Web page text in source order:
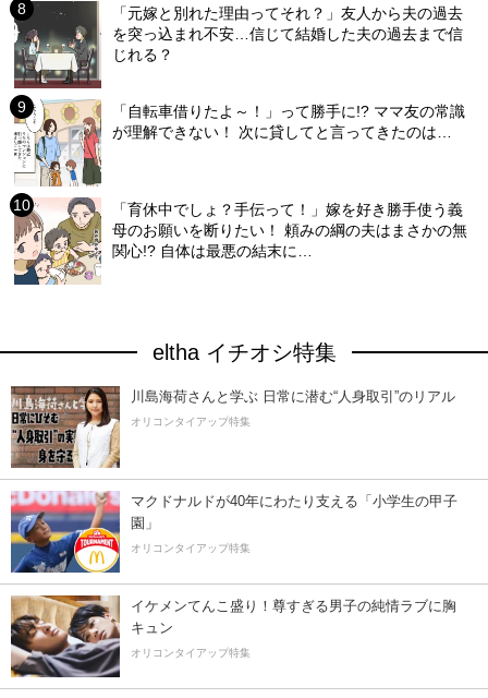
「元嫁と別れた理由ってそれ？」友人から夫の過去
を突っ込まれ不安…信じて結婚した夫の過去まで信
じれる？
「自転車借りたよ～！」って勝手に!? ママ友の常識
が理解できない！ 次に貸してと言ってきたのは…
「育休中でしょ？手伝って！」嫁を好き勝手使う義
母のお願いを断りたい！ 頼みの綱の夫はまさかの無
関心!? 自体は最悪の結末に…
eltha イチオシ特集
川島海荷さんと学ぶ 日常に潜む“人身取引”のリアル
オリコンタイアップ特集
マクドナルドが40年にわたり支える「小学生の甲子
園」
オリコンタイアップ特集
イケメンてんこ盛り！尊すぎる男子の純情ラブに胸
キュン
オリコンタイアップ特集